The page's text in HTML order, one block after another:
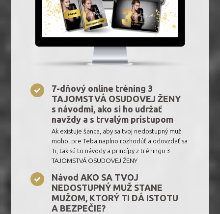
7-dňový online tréning 3
TAJOMSTVÁ OSUDOVEJ ŽENY
s návodmi, ako si ho udržať
navždy a s trvalým prístupom
Ak existuje šanca, aby sa tvoj nedostupný muž
mohol pre Teba naplno rozhodúť a odovzdať sa
Ti, tak sú to návody a princípy z tréningu 3
TAJOMSTVÁ OSUDOVEJ ŽENY
Návod AKO SA TVOJ
NEDOSTUPNÝ MUŽ STANE
MUŽOM, KTORÝ TI DÁ ISTOTU
A BEZPEČIE?